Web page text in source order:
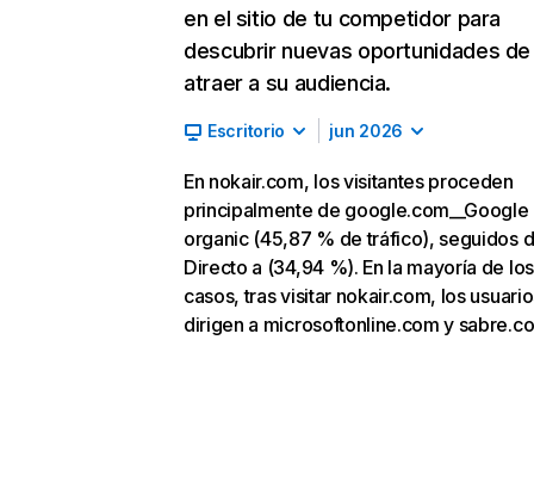
en el sitio de tu competidor para
descubrir nuevas oportunidades de
atraer a su audiencia.
Escritorio jun 2026
En nokair.com, los visitantes proceden
principalmente de google.com__Google
organic (45,87 % de tráfico), seguidos
Directo a (34,94 %). En la mayoría de los
casos, tras visitar nokair.com, los
dirigen a microsoftonline.com y